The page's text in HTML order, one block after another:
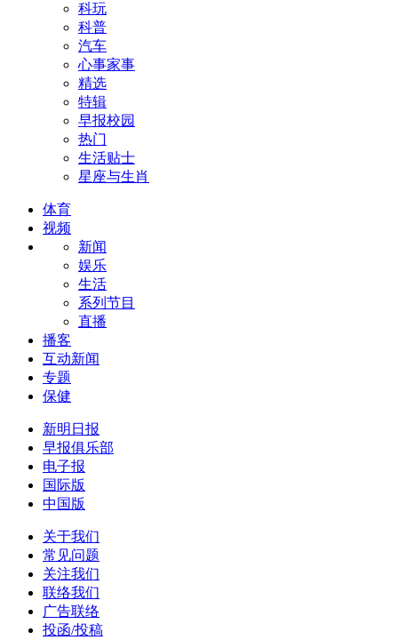
科玩
科普
汽车
心事家事
精选
特辑
早报校园
热门
生活贴士
星座与生肖
体育
视频
新闻
娱乐
生活
系列节目
直播
播客
互动新闻
专题
保健
新明日报
早报俱乐部
电子报
国际版
中国版
关于我们
常见问题
关注我们
联络我们
广告联络
投函/投稿